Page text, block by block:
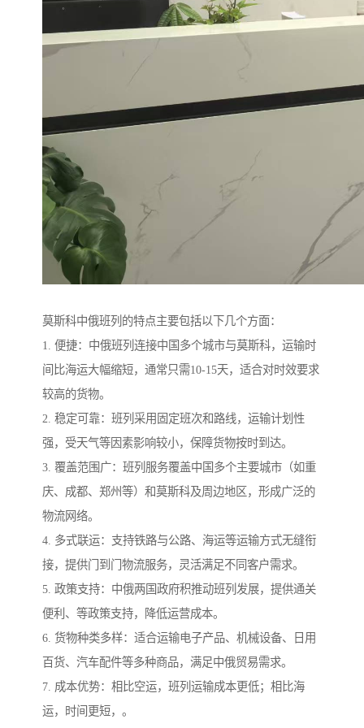
莫斯科中俄班列的特点主要包括以下几个方面：
1. 便捷：中俄班列连接中国多个城市与莫斯科，运输时
间比海运大幅缩短，通常只需10-15天，适合对时效要求
较高的货物。
2. 稳定可靠：班列采用固定班次和路线，运输计划性
强，受天气等因素影响较小，保障货物按时到达。
3. 覆盖范围广：班列服务覆盖中国多个主要城市（如重
庆、成都、郑州等）和莫斯科及周边地区，形成广泛的
物流网络。
4. 多式联运：支持铁路与公路、海运等运输方式无缝衔
接，提供门到门物流服务，灵活满足不同客户需求。
5. 政策支持：中俄两国政府积推动班列发展，提供通关
便利、等政策支持，降低运营成本。
6. 货物种类多样：适合运输电子产品、机械设备、日用
百货、汽车配件等多种商品，满足中俄贸易需求。
7. 成本优势：相比空运，班列运输成本更低；相比海
运，时间更短，。